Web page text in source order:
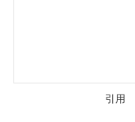
引用